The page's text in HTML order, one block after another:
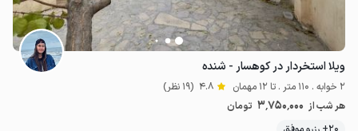
ویلا استخردار در کوهسار - شنده
2 خوابه . 110 متر . تا 12 مهمان 4.8 (19 نظر)
هر شب از 3٬750٬000 تومان